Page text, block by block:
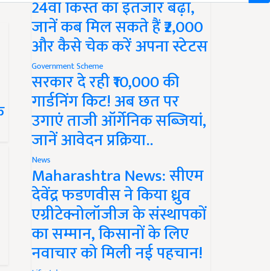
24वीं किस्त का इंतजार बढ़ा,
जानें कब मिल सकते हैं ₹2,000
और कैसे चेक करें अपना स्टेटस
Government Scheme
सरकार दे रही ₹10,000 की
गार्डनिंग किट! अब छत पर
उगाएं ताजी ऑर्गेनिक सब्जियां,
जानें आवेदन प्रक्रिया..
News
Maharashtra News: सीएम
देवेंद्र फडणवीस ने किया ध्रुव
एग्रीटेक्नोलॉजीज के संस्थापकों
का सम्मान, किसानों के लिए
नवाचार को मिली नई पहचान!